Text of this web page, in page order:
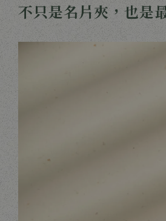
不只是名片夾，也是